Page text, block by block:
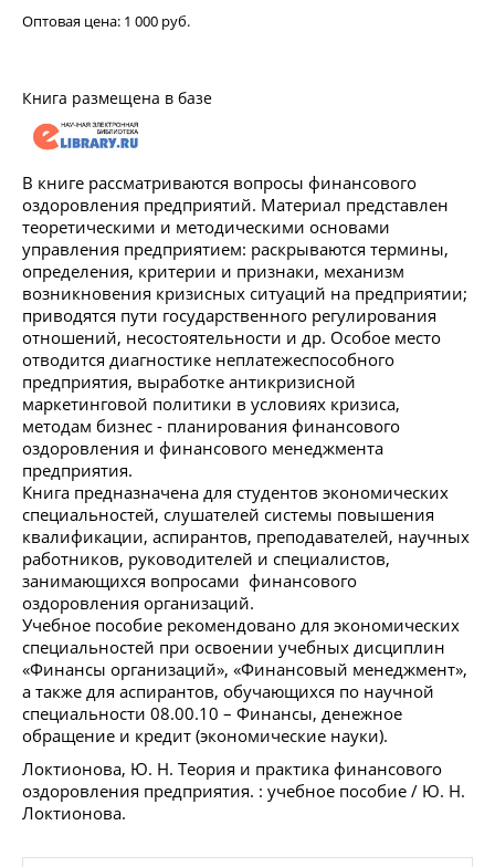
Оптовая цена: 1 000 руб.
Книга размещена в базе
В книге рассматриваются вопросы финансового
оздоровления предприятий. Материал представлен
теоретическими и методическими основами
управления предприятием: раскрываются термины,
определения, критерии и признаки, механизм
возникновения кризисных ситуаций на предприятии;
приводятся пути государственного регулирования
отношений, несостоятельности и др. Особое место
отводится диагностике неплатежеспособного
предприятия, выработке антикризисной
маркетинговой политики в условиях кризиса,
методам бизнес - планирования финансового
оздоровления и финансового менеджмента
предприятия.
Книга предназначена для студентов экономических
специальностей, слушателей системы повышения
квалификации, аспирантов, преподавателей, научных
работников, руководителей и специалистов,
занимающихся вопросами финансового
оздоровления организаций.
Учебное пособие рекомендовано для экономических
специальностей при освоении учебных дисциплин
«Финансы организаций», «Финансовый менеджмент»,
а также для аспирантов, обучающихся по научной
специальности 08.00.10 – Финансы, денежное
обращение и кредит (экономические науки).
Локтионова, Ю. Н. Теория и практика финансового
оздоровления предприятия. : учебное пособие / Ю. Н.
Локтионова.